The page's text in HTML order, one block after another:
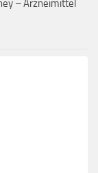
– Arzneimittel